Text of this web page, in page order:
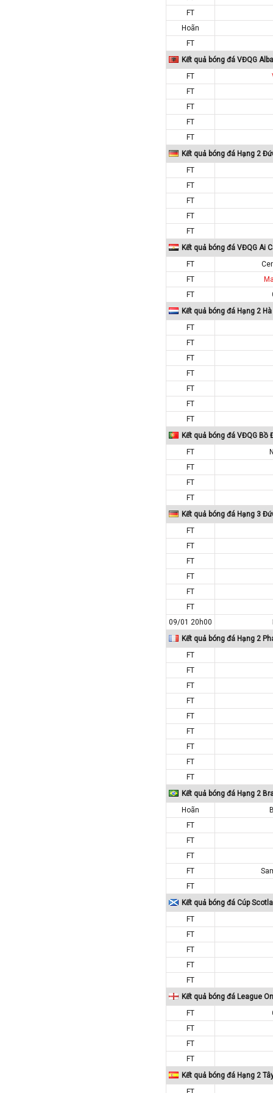
FT
Hoãn
FT
Kết quả bóng đá VĐQG
FT
FT
FT
FT
FT
Kết quả bóng đá Hạng 2
FT
FT
FT
FT
FT
Kết quả bóng đá VĐQG Ai
FT
FT
FT
Kết quả bóng đá Hạng 2
FT
FT
FT
FT
FT
FT
FT
Kết quả bóng đá VĐQG Bồ
FT
FT
FT
FT
Kết quả bóng đá Hạng 3
FT
FT
FT
FT
FT
FT
09/01 20h00
Kết quả bóng đá Hạng 2
FT
FT
FT
FT
FT
FT
FT
FT
FT
Kết quả bóng đá Hạng 2
Hoãn
FT
FT
FT
FT
FT
Kết quả bóng đá Cúp
FT
FT
FT
FT
FT
Kết quả bóng đá League
FT
FT
FT
FT
Kết quả bóng đá Hạng 2